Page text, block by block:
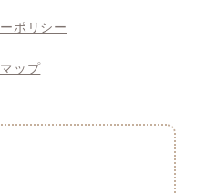
ポリシー
ップ